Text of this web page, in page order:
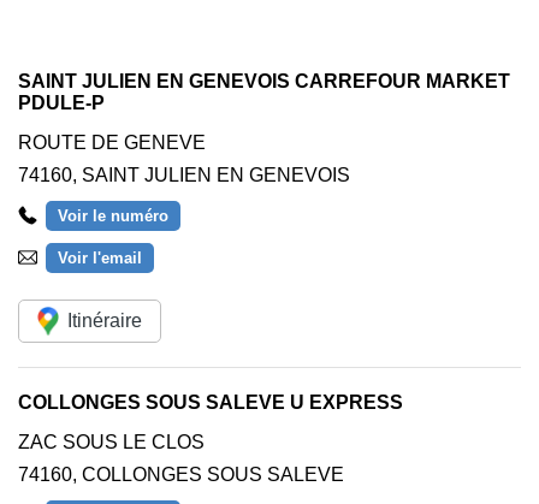
SAINT JULIEN EN GENEVOIS CARREFOUR MARKET
PDULE-P
ROUTE DE GENEVE
74160, SAINT JULIEN EN GENEVOIS
Voir le numéro
Voir l'email
Itinéraire
COLLONGES SOUS SALEVE U EXPRESS
ZAC SOUS LE CLOS
74160, COLLONGES SOUS SALEVE